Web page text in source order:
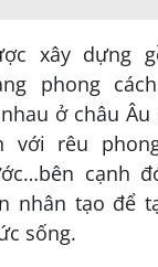
xây dựng
phong
ở châu
rêu
cạnh
nhân tạo để
sống.